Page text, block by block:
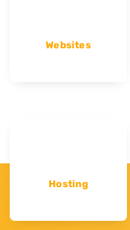
Websites
Hosting